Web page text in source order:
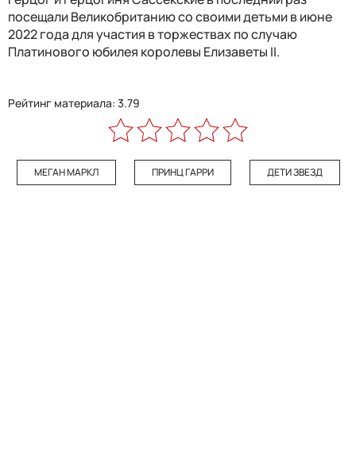
посещали Великобританию со своими детьми в июне
2022 года для участия в торжествах по случаю
Платинового юбилея королевы Елизаветы II.
Рейтинг материала: 3.79
МЕГАН МАРКЛ ПРИНЦ ГАРРИ ДЕТИ ЗВЕЗД